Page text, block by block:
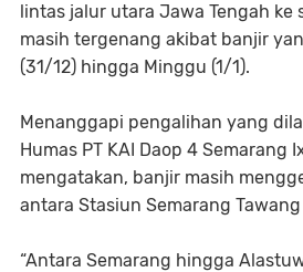
lintas jalur utara Jawa Tengah ke
masih tergenang akibat banjir
(31/12) hingga Minggu (1/1).
Menanggapi pengalihan yang
Humas PT KAI Daop 4 Semarang
mengatakan, banjir masih
antara Stasiun Semarang
“Antara Semarang hingga